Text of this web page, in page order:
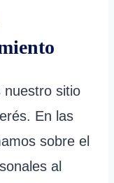
nuestro sitio
En las
sobre el
al